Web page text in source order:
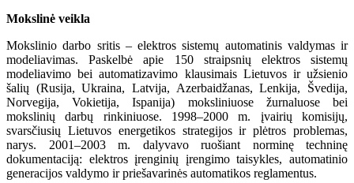
Mokslinė veikla
Mokslinio darbo sritis – elektros sistemų automatinis valdymas ir
modeliavimas. Paskelbė apie 150 straipsnių elektros sistemų
modeliavimo bei automatizavimo klausimais Lietuvos ir užsienio
šalių (Rusija, Ukraina, Latvija, Azerbaidžanas, Lenkija, Švedija,
Norvegija, Vokietija, Ispanija) moksliniuose žurnaluose bei
mokslinių darbų rinkiniuose. 1998–2000 m. įvairių komisijų,
svarsčiusių Lietuvos energetikos strategijos ir plėtros problemas,
narys. 2001–2003 m. dalyvavo ruošiant norminę techninę
dokumentaciją: elektros įrenginių įrengimo taisykles, automatinio
generacijos valdymo ir priešavarinės automatikos reglamentus.